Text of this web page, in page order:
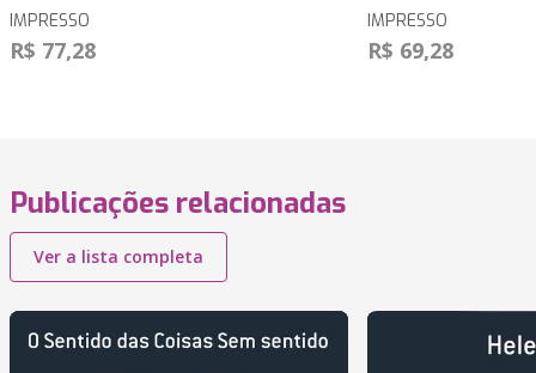
IMPRESSO
R$ 77,28
IMPRESSO
R$ 69,28
Publicações relacionadas
Ver a lista completa